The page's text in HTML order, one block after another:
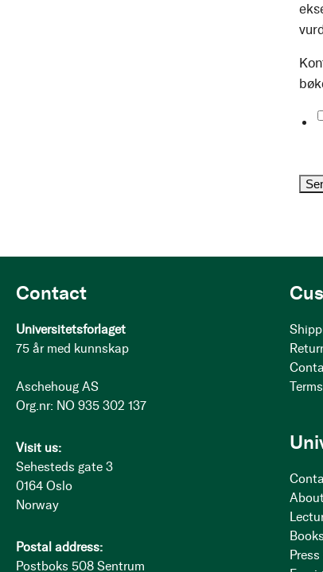
Contact
Universitetsforlaget
75 år med kunnskap
Aschehoug AS
Org.nr: NO 935 302 137
Visit us:
Sehesteds gate 3
0164 Oslo
Norway
Postal address:
Postboks 508 Sentrum